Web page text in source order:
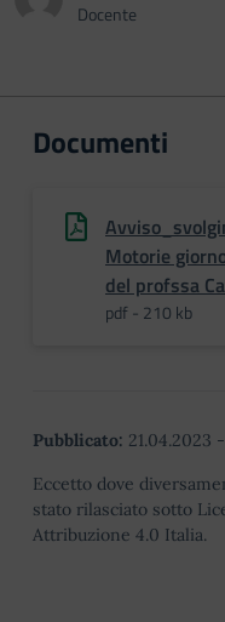
Docente
Documenti
Motorie
del profssa
pdf - 210 kb
Pubblicato: 21.04.2023 -
Eccetto dove
stato rilasciato sotto
Attribuzione 4.0 Italia.